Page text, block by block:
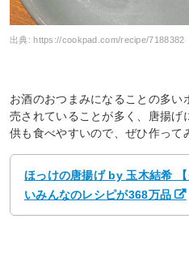
出典: https://cookpad.com/recipe/7188382
お酒のおつまみになることの多い
売されていることが多く、唐揚げ
供も食べやすいので、ぜひ作って
ほっけの唐揚げ by 玉木結希
いみんなのレシピが368万品